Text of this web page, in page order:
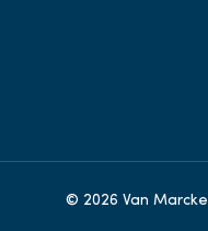
© 2026 Van Marcke